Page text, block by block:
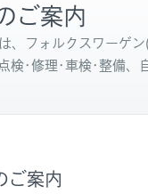
ご案内
、フォルクスワーゲ
検･修理･車検･整備、
ご案内